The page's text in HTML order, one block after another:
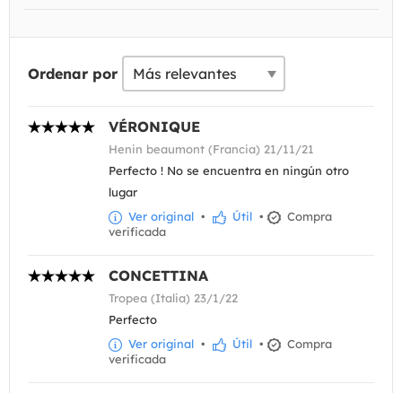
Ordenar por
VÉRONIQUE
Henin beaumont (Francia) 21/11/21
Perfecto ! No se encuentra en ningún otro
lugar
Ver original • Útil •
Compra
verificada
CONCETTINA
Tropea (Italia) 23/1/22
Perfecto
Ver original • Útil •
Compra
verificada